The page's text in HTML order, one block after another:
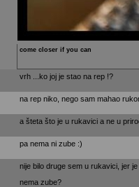
come closer if you can
vrh ...ko joj je stao na rep !?
na rep niko, nego sam mahao
a šteta što je u rukavici a ne u
pa nema ni zube :)
nije bilo druge sem u rukavici, jer
nema zube?